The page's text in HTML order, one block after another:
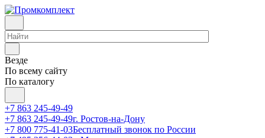
Везде
По всему сайту
По каталогу
+7 863 245-49-49
+7 863 245-49-49г. Ростов-на-Дону
+7 800 775-41-03Бесплатный звонок по России